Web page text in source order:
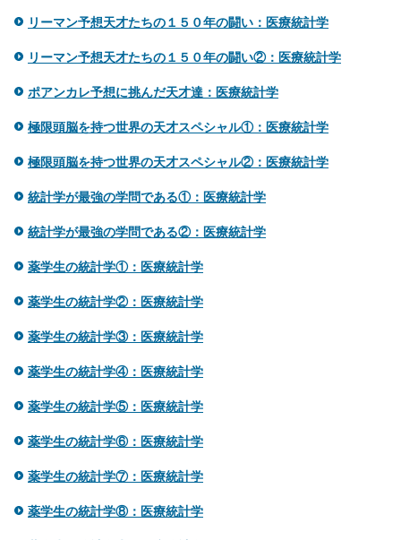
リーマン予想天才たちの１５０年の闘い：医療統計学
リーマン予想天才たちの１５０年の闘い②：医療統計学
ポアンカレ予想に挑んだ天才達：医療統計学
極限頭脳を持つ世界の天才スペシャル①：医療統計学
極限頭脳を持つ世界の天才スペシャル②：医療統計学
統計学が最強の学問である①：医療統計学
統計学が最強の学問である②：医療統計学
薬学生の統計学①：医療統計学
薬学生の統計学②：医療統計学
薬学生の統計学③：医療統計学
薬学生の統計学④：医療統計学
薬学生の統計学⑤：医療統計学
薬学生の統計学⑥：医療統計学
薬学生の統計学⑦：医療統計学
薬学生の統計学⑧：医療統計学